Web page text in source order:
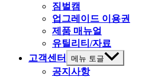
짐벌캠
업그레이드 이용권
제품 매뉴얼
유틸리티/자료
고객센터
메뉴 토글
공지사항